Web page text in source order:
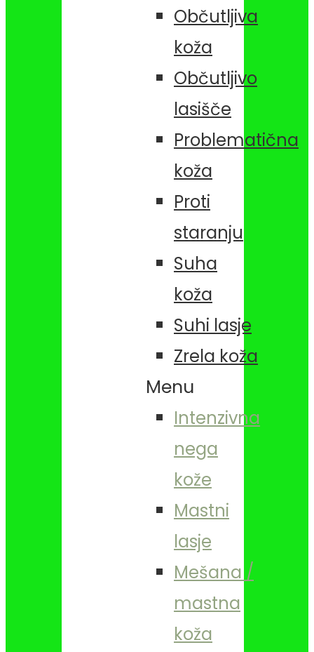
Občutljiva
koža
Občutljivo
lasišče
Problematična
koža
Proti
staranju
Suha
koža
Suhi lasje
Zrela koža
Menu
Intenzivna
nega
kože
Mastni
lasje
Mešana /
mastna
koža